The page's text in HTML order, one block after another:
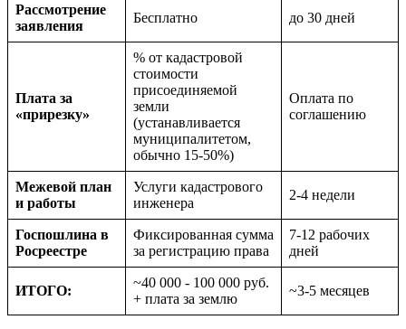
Рассмотрение
заявления
Бесплатно до 30 дней
Плата за
«прирезку»
% от кадастровой
стоимости
присоединяемой
земли
(устанавливается
муниципалитетом,
обычно 15-50%)
Оплата по
соглашению
Межевой план
и работы
Услуги кадастрового
инженера
2-4 недели
Госпошлина в
Росреестре
Фиксированная сумма
за регистрацию права
7-12 рабочих
дней
ИТОГО:
~40 000 - 100 000 руб.
+ плата за землю
~3-5 месяцев